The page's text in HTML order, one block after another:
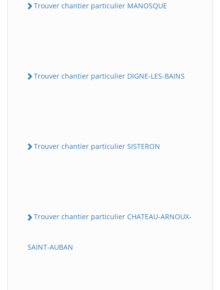
Trouver chantier particulier MANOSQUE
Trouver chantier particulier DIGNE-LES-BAINS
Trouver chantier particulier SISTERON
Trouver chantier particulier CHATEAU-ARNOUX-
SAINT-AUBAN